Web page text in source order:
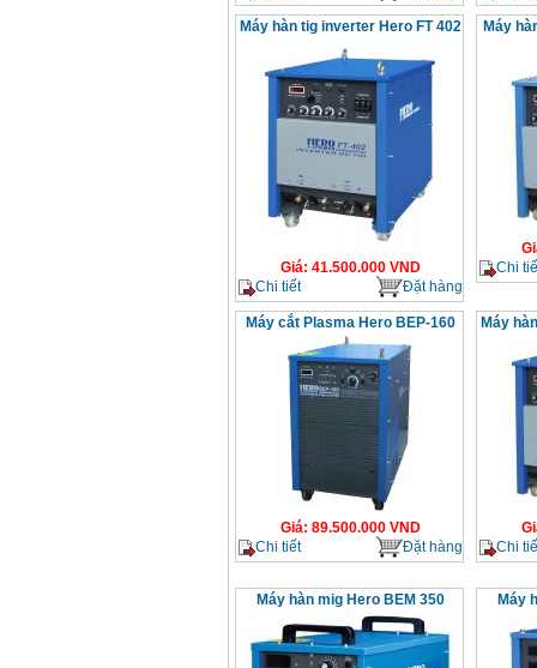
Máy hàn tig inverter Hero FT 402
Giá: 41.500.000 VND
Chi tiết
Đặt hàng
Máy
Chi
Máy cắt Plasma Hero BEP-160
Giá: 89.500.000 VND
Chi tiết
Đặt hàng
Máy
Chi
Máy hàn mig Hero BEM 350 Máy